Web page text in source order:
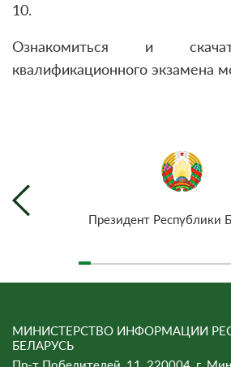
10.
Ознакомиться и
квалификационного экзамена
Президент Республики
МИНИСТЕРСТВО ИНФОРМАЦИИ
БЕЛАРУСЬ